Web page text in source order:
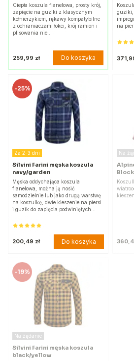
Ciepła koszula flanelowa, prosty krój,
zapięcie na guziki z klasycznym
kołnierzykiem, rękawy kompatybilne
z ochraniaczami łokci, krój ramion i
plisowania nie…
259,99 zł Do koszyka
guziki,
na
-25%
Za 2-3 dni
Silvini Farini męska koszula
navy/garden
Męska oddychająca koszula
flanelowa, można ją nosić
samodzielnie lub jako drugą warstwę
na koszulkę, dwie kieszenie na piersi
i guzik do zapięcia podwiniętych…
200,49 zł Do koszyka
Na
-19%
Na żądanie
Silvini Farini męska koszula
black/yellow